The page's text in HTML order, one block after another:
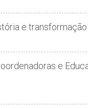
e transformação!
e